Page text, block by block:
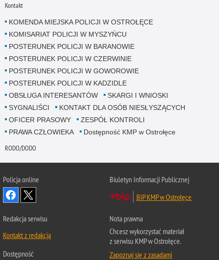
Kontakt
KOMENDA MIEJSKA POLICJI W OSTROŁĘCE
KOMISARIAT POLICJI W MYSZYŃCU
POSTERUNEK POLICJI W BARANOWIE
POSTERUNEK POLICJI W CZERWINIE
POSTERUNEK POLICJI W GOWOROWIE
POSTERUNEK POLICJI W KADZIDLE
OBSŁUGA INTERESANTÓW
SKARGI I WNIOSKI
SYGNALIŚCI
KONTAKT DLA OSÓB NIESŁYSZĄCYCH
OFICER PRASOWY
ZESPÓŁ KONTROLI
PRAWA CZŁOWIEKA
Dostępność KMP w Ostrołęce
RODO/DODO
Policja online
Biuletyn Informacji Publicznej
BIP KMP w Ostrołęce
Redakcja serwisu
Kontakt z redakcją
Dostępność
Nota prawna
Chcesz wykorzystać materiał
z serwisu KMP w Ostrołęce.
Zapoznaj się z zasadami